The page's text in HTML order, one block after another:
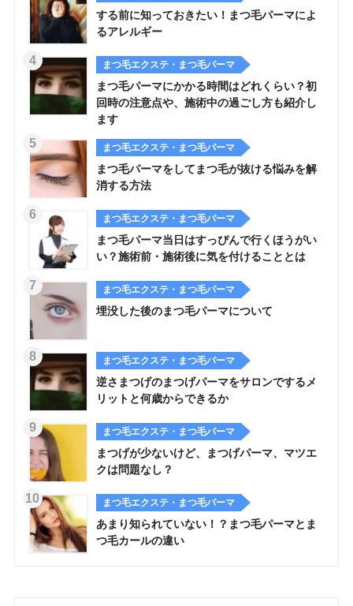
する前に知っておきたい！まつ毛パーマによ
るアレルギー
まつ毛エクステ・まつ毛パーマ
まつ毛パーマにかかる時間はどれくらい？初
回時の注意点や、施術中の過ごし方も紹介し
ます
まつ毛エクステ・まつ毛パーマ
まつ毛パーマをしてまつ毛が抜ける悩みを解
消する方法
まつ毛エクステ・まつ毛パーマ
まつ毛パーマ当日はすっぴんで行くほうがい
い？施術前・施術後に気を付けることとは
まつ毛エクステ・まつ毛パーマ
埋没した後のまつ毛パーマについて
まつ毛エクステ・まつ毛パーマ
逆さまつげのまつげパーマをサロンでするメ
リットと何歳からできるか
まつ毛エクステ・まつ毛パーマ
まつげが少ないけど、まつげパーマ、マツエ
クは問題なし？
まつ毛エクステ・まつ毛パーマ
あまり知られていない！？まつ毛パーマとま
つ毛カールの違い